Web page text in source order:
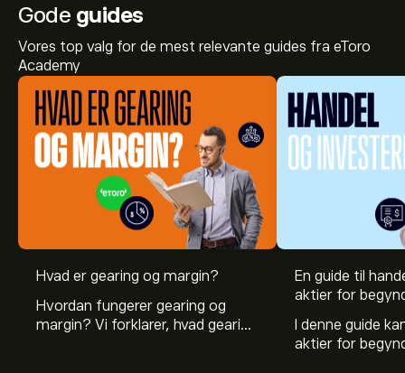
Gode guides
Vores top valg for de mest relevante guides fra eToro
Academy
Hvad er gearing og margin?
Hvordan fungerer gearing og
margin? Vi forklarer, hvad gearing
En guide til
aktier for
I denne guide
aktier for